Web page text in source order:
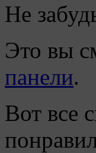
Не
Это вы
панели.
Вот все